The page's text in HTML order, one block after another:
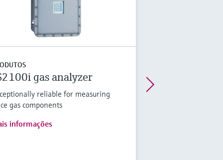
gas analyzer
reliable for measuring
gas components
informações